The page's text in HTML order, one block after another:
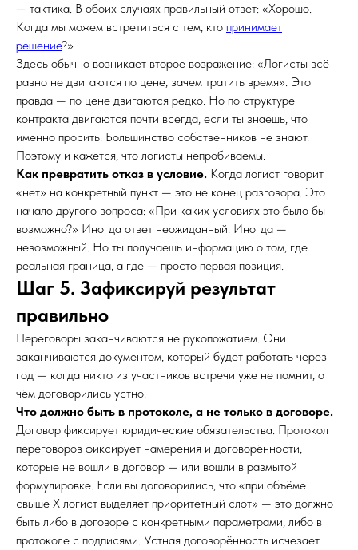
— тактика. В обоих случаях правильный ответ: «Хорошо.
Когда мы можем встретиться с тем, кто принимает
решение?»
Здесь обычно возникает второе возражение: «Логисты всё
равно не двигаются по цене, зачем тратить время». Это
правда — по цене двигаются редко. Но по структуре
контракта двигаются почти всегда, если ты знаешь, что
именно просить. Большинство собственников не знают.
Поэтому и кажется, что логисты непробиваемы.
Как превратить отказ в условие. Когда логист говорит
«нет» на конкретный пункт — это не конец разговора. Это
начало другого вопроса: «При каких условиях это было бы
возможно?» Иногда ответ неожиданный. Иногда —
невозможный. Но ты получаешь информацию о том, где
реальная граница, а где — просто первая позиция.
Шаг 5. Зафиксируй результат
правильно
Переговоры заканчиваются не рукопожатием. Они
заканчиваются документом, который будет работать через
год — когда никто из участников встречи уже не помнит, о
чём договорились устно.
Что должно быть в протоколе, а не только в договоре.
Договор фиксирует юридические обязательства. Протокол
переговоров фиксирует намерения и договорённости,
которые не вошли в договор — или вошли в размытой
формулировке. Если вы договорились, что «при объёме
свыше X логист выделяет приоритетный слот» — это должно
быть либо в договоре с конкретными параметрами, либо в
протоколе с подписями. Устная договорённость исчезает